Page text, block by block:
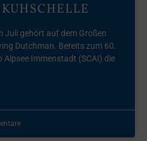
Juli gehört auf dem Großen
Dutchman. Bereits zum 60.
Alpsee Immenstadt (SCAI) die